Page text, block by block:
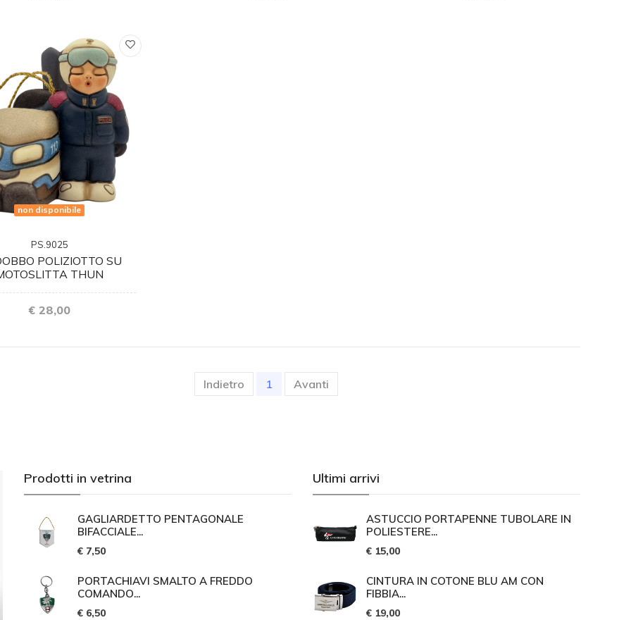
non disponibile
PS.9025
POLIZIOTTO SU
THUN
€ 28,00
Indietro 1 (current)
Avanti
Prodotti in vetrina
GAGLIARDETTO PENTAGONALE
BIFACCIALE...
€ 7,50
PORTACHIAVI SMALTO A FREDDO
COMANDO...
€ 6,50
Ultimi arrivi
ASTUCCIO PORTAPENNE TUBOLARE IN
POLIESTERE...
€ 15,00
CINTURA IN COTONE BLU AM CON
FIBBIA...
€ 19,00